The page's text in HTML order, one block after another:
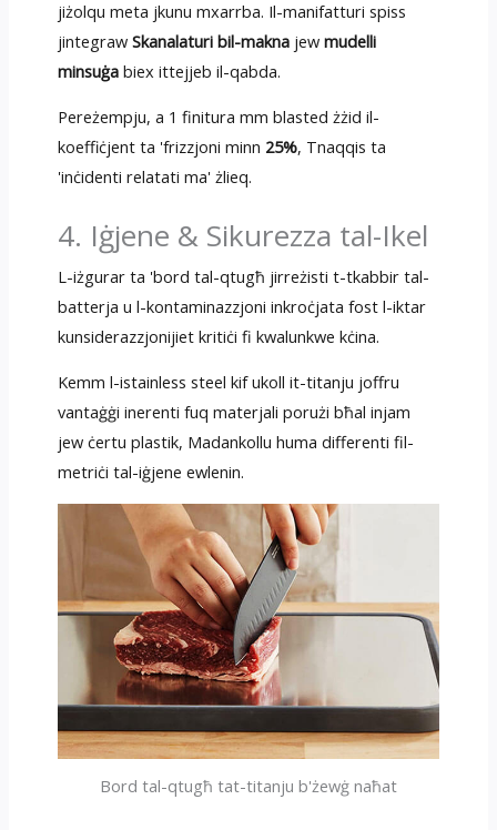
jiżolqu meta jkunu mxarrba. Il-manifatturi spiss
jintegraw Skanalaturi bil-maknajew mudelli
minsuġabiex ittejjeb il-qabda.
Pereżempju, a 1 finitura mm blasted żżid il-
koeffiċjent ta 'frizzjoni minn 25%, Tnaqqis ta
'inċidenti relatati ma' żlieq.
4. Iġjene & Sikurezza tal-Ikel
L-iżgurar ta 'bord tal-qtugħ jirreżisti t-tkabbir tal-
batterja u l-kontaminazzjoni inkroċjata fost l-iktar
kunsiderazzjonijiet kritiċi fi kwalunkwe kċina.
Kemm l-istainless steel kif ukoll it-titanju joffru
vantaġġi inerenti fuq materjali porużi bħal injam
jew ċertu plastik, Madankollu huma differenti fil-
metriċi tal-iġjene ewlenin.
Bord tal-qtugħ tat-titanju b'żewġ naħat